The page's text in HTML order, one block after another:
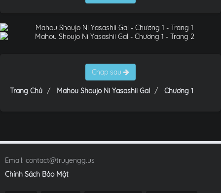
Chap sau
Trang Chủ Mahou Shoujo Ni Yasashii Gal Chương 1
Email: contact@truyengg.us
Chính Sách Bảo Mật